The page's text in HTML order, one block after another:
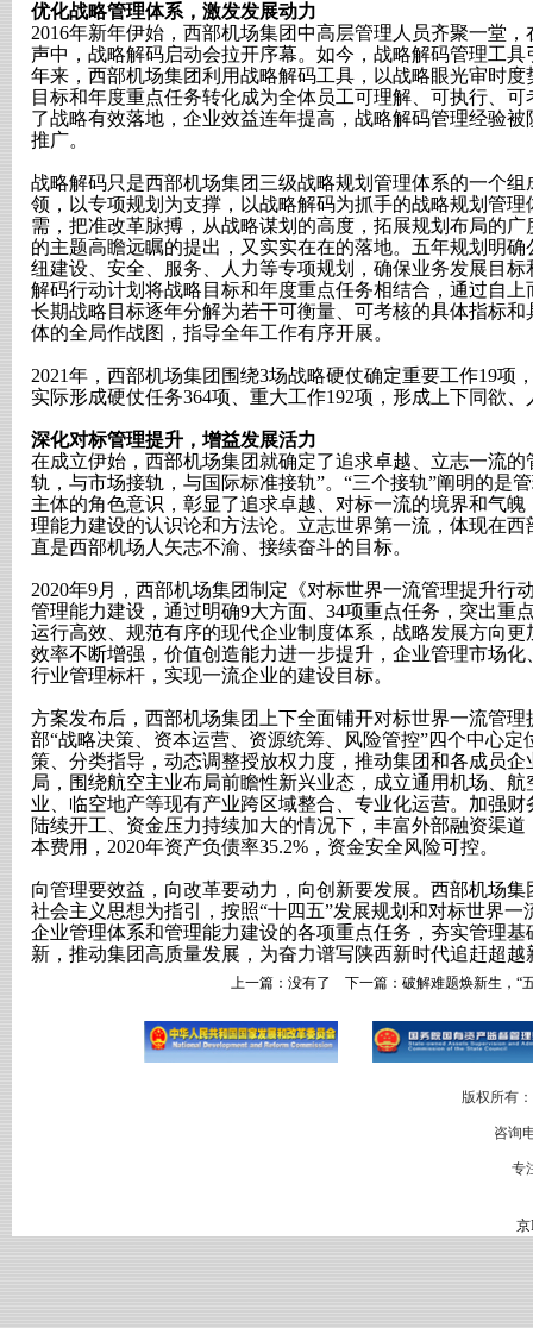
优化战略管理体系，激发发展动力
2016年新年伊始，西部机场集团中高层管理人员齐聚一堂
声中，战略解码启动会拉开序幕。如今，战略解码管理工
年来，西部机场集团利用战略解码工具，以战略眼光审时
目标和年度重点任务转化成为全体员工可理解、可执行、
了战略有效落地，企业效益连年提高，战略解码管理经验
推广。
战略解码只是西部机场集团三级战略规划管理体系的一个
领，以专项规划为支撑，以战略解码为抓手的战略规划管
需，把准改革脉搏，从战略谋划的高度，拓展规划布局的
的主题高瞻远瞩的提出，又实实在在的落地。五年规划明
纽建设、安全、服务、人力等专项规划，确保业务发展目
解码行动计划将战略目标和年度重点任务相结合，通过自
长期战略目标逐年分解为若干可衡量、可考核的具体指标
体的全局作战图，指导全年工作有序开展。
2021年，西部机场集团围绕3场战略硬仗确定重要工作19项
实际形成硬仗任务364项、重大工作192项，形成上下同欲
深化对标管理提升，增益发展活力
在成立伊始，西部机场集团就确定了追求卓越、立志一流
轨，与市场接轨，与国际标准接轨”。“三个接轨”阐明的是
主体的角色意识，彰显了追求卓越、对标一流的境界和气
理能力建设的认识论和方法论。立志世界第一流，体现在
直是西部机场人矢志不渝、接续奋斗的目标。
2020年9月，西部机场集团制定《对标世界一流管理提升行
管理能力建设，通过明确9大方面、34项重点任务，突出重
运行高效、规范有序的现代企业制度体系，战略发展方向
效率不断增强，价值创造能力进一步提升，企业管理市场
行业管理标杆，实现一流企业的建设目标。
方案发布后，西部机场集团上下全面铺开对标世界一流管
部“战略决策、资本运营、资源统筹、风险管控”四个中心
策、分类指导，动态调整授放权力度，推动集团和各成员
局，围绕航空主业布局前瞻性新兴业态，成立通用机场、
业、临空地产等现有产业跨区域整合、专业化运营。加强
陆续开工、资金压力持续加大的情况下，丰富外部融资渠
本费用，2020年资产负债率35.2%，资金安全风险可控。
向管理要效益，向改革要动力，向创新要发展。西部机场
社会主义思想为指引，按照“十四五”发展规划和对标世界
企业管理体系和管理能力建设的各项重点任务，夯实管理
新，推动集团高质量发展，为奋力谱写陕西新时代追赶超
上一篇：没有了 下一篇： 破解难题焕新生，“
版权所有
咨询
专
京